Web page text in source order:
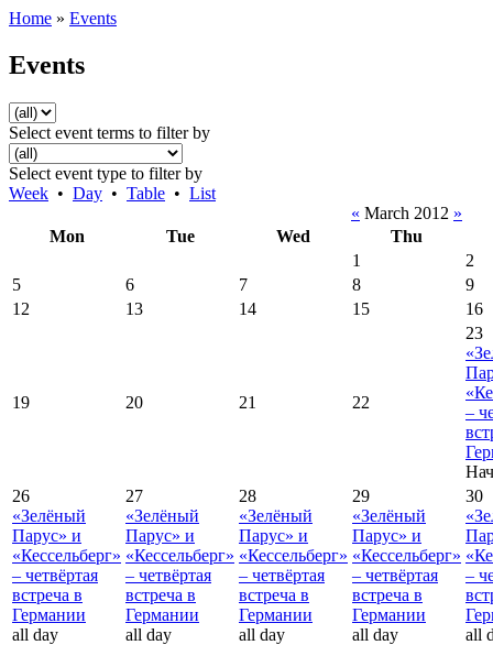
Home » Events
Events
Select event terms to filter by
Select event type to filter by
Week • Day • Table • List
« March 2012 »
Mon
Tue Wed
Thu
1
2
5
6 7 8
9
12
13 14 15 16
19 20 21 22
23
–
26
«Зелёный
Парус» и
«Кессельберг»
– четвёртая
встреча в
Германии
all day
27
«Зелёный
Парус» и
«Кессельберг»
– четвёртая
встреча в
Германии
all day
28
«Зелёный
Парус» и
«Кессельберг»
– четвёртая
встреча в
Германии
all day
29
«Зелёный
Парус» и
«Кессельберг»
– четвёртая
встреча в
Германии
all day
30
–
all